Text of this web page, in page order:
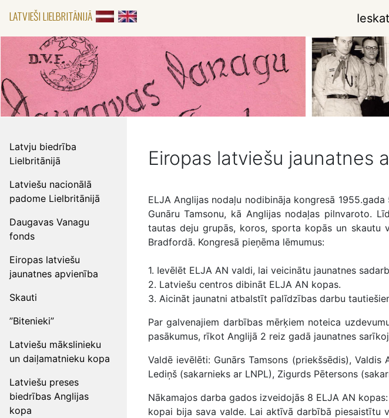
LATVIEŠI LIELBRITĀNIJĀ
Latvju biedrība
Lielbritānijā
Latviešu nacionālā
padome Lielbritānijā
Daugavas Vanagu
fonds
Eiropas latviešu
jaunatnes apvienība
Skauti
”Bitenieki”
Latviešu mākslinieku
un daiļamatnieku kopa
Latviešu preses
biedrības Anglijas
kopa
Eiropas latviešu jaunatnes
ELJA Anglijas nodaļu nodibināja kongresā
Gunāru Tamsonu, kā Anglijas nodaļas pilnvaroto.
tautas deju grupās, koros, sporta kopās un skautu
Bradfordā. Kongresā pieņēma lēmumus:
1. Ievēlēt ELJA AN valdi, lai veicinātu jaunatnes
2. Latviešu centros dibināt ELJA AN kopas.
3. Aicināt jaunatni atbalstīt palīdzības darbu
Par galvenajiem darbības mērķiem noteica
pasākumus, rīkot Anglijā 2 reiz gadā jaunatnes
Valdē ievēlēti: Gunārs Tamsons (priekšsēdis),
Lediņš (sakarnieks ar LNPL), Zigurds Pētersons
Nākamajos darba gados izveidojās 8 ELJA AN
kopai bija sava valde. Lai aktīvā darbībā piesaistītu